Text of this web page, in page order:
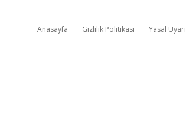
Anasayfa Gizlilik Politikası Yasal Uyarı